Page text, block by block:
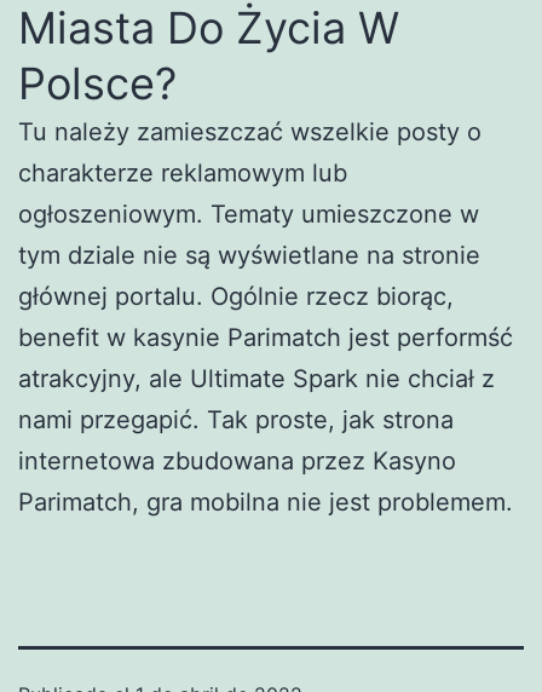
Miasta Do Życia W
Polsce?
Tu należy zamieszczać wszelkie posty o
charakterze reklamowym lub
ogłoszeniowym. Tematy umieszczone w
tym dziale nie są wyświetlane na stronie
głównej portalu. Ogólnie rzecz biorąc,
benefit w kasynie Parimatch jest performść
atrakcyjny, ale Ultimate Spark nie chciał z
nami przegapić. Tak proste, jak strona
internetowa zbudowana przez Kasyno
Parimatch, gra mobilna nie jest problemem.